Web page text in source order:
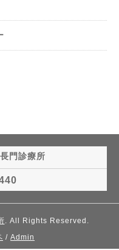
門診療所
. All Rights Reserved.
/ Admin